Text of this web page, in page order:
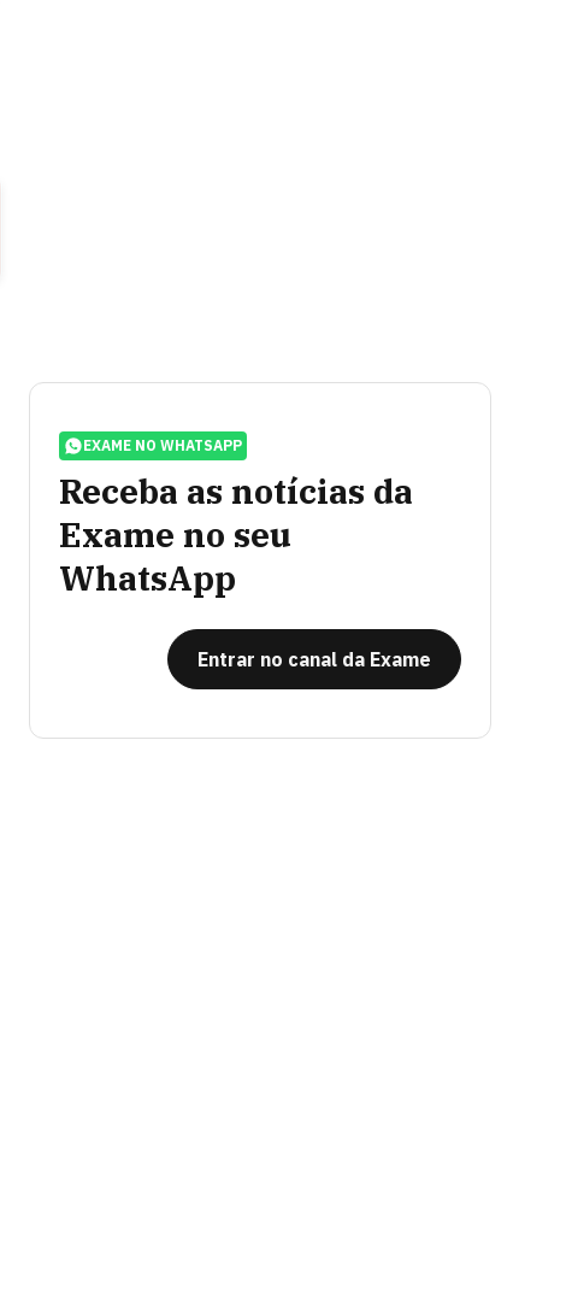
EXAME NO WHATSAPP
Receba as notícias da
Exame no seu
WhatsApp
Entrar no canal da Exame